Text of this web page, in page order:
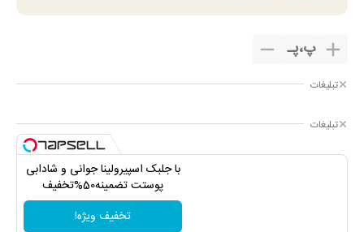
پ،پـ
تبلیغات
تبلیغات
با جلبک اسپیرولینا جوانی و شادابی
پوستت تضمینه50%تخفیف
تخفیف ویژه!